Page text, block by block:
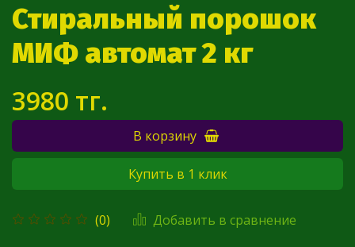
Стиральный порошок
МИФ автомат 2 кг
(0) Добавить в сравнение
3980 тг.
В корзину
Купить в 1 клик